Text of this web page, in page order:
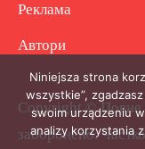
Реклама
Автори
Copyright © Повне
заборонено.
Niniejsza strona
wszystkie”,
swoim urządzeniu
analizy korzystania